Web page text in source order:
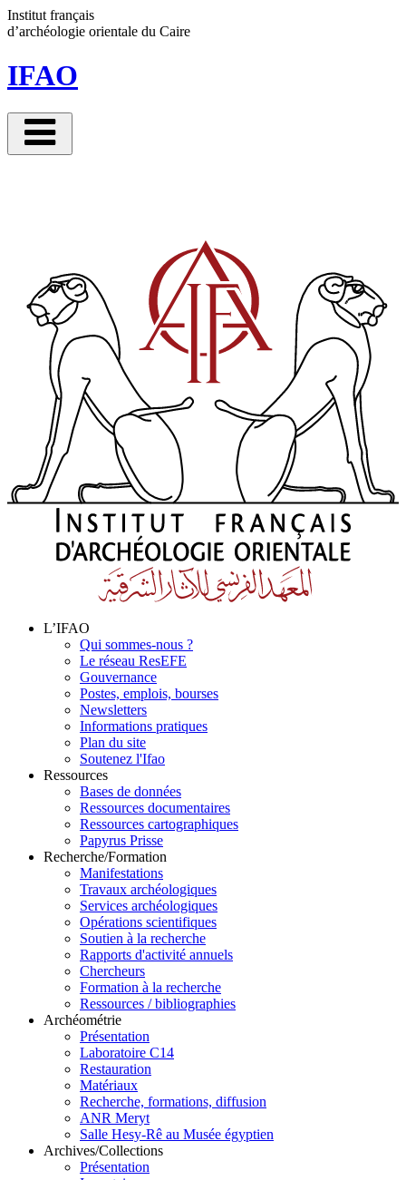
Institut français
d’archéologie orientale du Caire
IFAO
L’IFAO
Qui sommes-nous ?
Le réseau ResEFE
Gouvernance
Postes, emplois, bourses
Newsletters
Informations pratiques
Plan du site
Soutenez l'Ifao
Ressources
Bases de données
Ressources documentaires
Ressources cartographiques
Papyrus Prisse
Recherche/Formation
Manifestations
Travaux archéologiques
Services archéologiques
Opérations scientifiques
Soutien à la recherche
Rapports d'activité annuels
Chercheurs
Formation à la recherche
Ressources / bibliographies
Archéométrie
Présentation
Laboratoire C14
Restauration
Matériaux
Recherche, formations, diffusion
ANR Meryt
Salle Hesy-Rê au Musée égyptien
Archives/Collections
Présentation
Panneau de gestion des cookies